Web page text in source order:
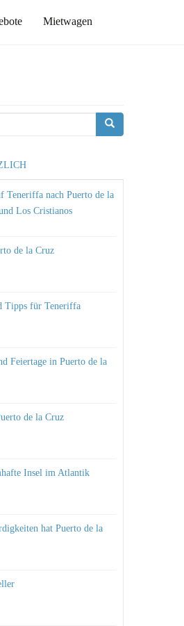
Mietwagen
Teneriffa nach Puerto de la
Los Cristianos
de la Cruz
Tipps für Teneriffa
Feiertage in Puerto de la
de la Cruz
Insel im Atlantik
hat Puerto de la